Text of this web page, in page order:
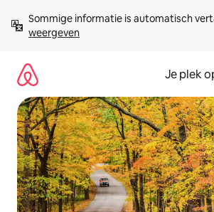
direct
naar
Sommige informatie is automatisch
weergeven
Je plek